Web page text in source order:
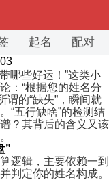
起名 配对
哪些好运！”这类小
：“根据您的姓名分
谓的“缺失”，瞬间就
“五行缺啥”的检测结
？其背后的含义又该
”
逻辑，主要依赖一到
判定你的姓名构成。